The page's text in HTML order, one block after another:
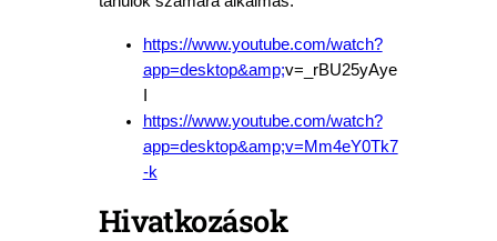
https://www.youtube.com/watch?
app=desktop&amp;v=_rBU25yAye
https://www.youtube.com/watch?
app=desktop&amp;v=Mm4eY0Tk7
-k
Hivatkozások